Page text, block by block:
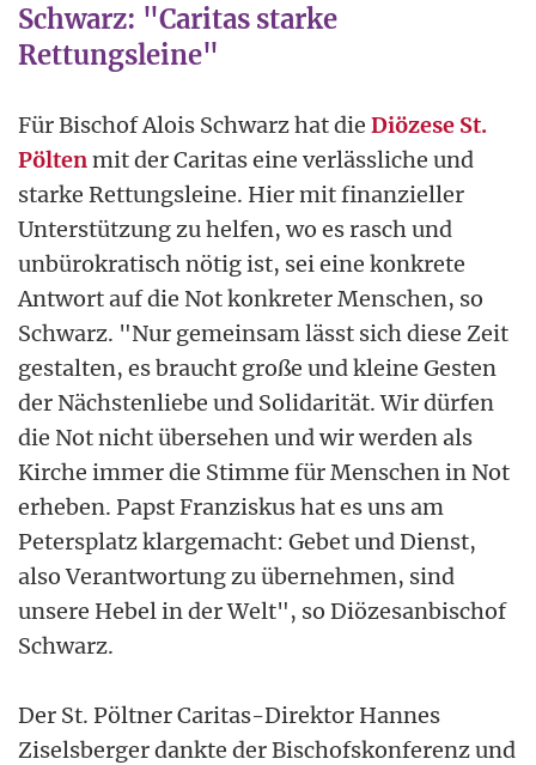
Schwarz: "Caritas starke
Rettungsleine"
Für Bischof Alois Schwarz hat die Diözese St.
Pöltenmit der Caritas eine verlässliche und
starke Rettungsleine. Hier mit finanzieller
Unterstützung zu helfen, wo es rasch und
unbürokratisch nötig ist, sei eine konkrete
Antwort auf die Not konkreter Menschen, so
Schwarz. "Nur gemeinsam lässt sich diese Zeit
gestalten, es braucht große und kleine Gesten
der Nächstenliebe und Solidarität. Wir dürfen
die Not nicht übersehen und wir werden als
Kirche immer die Stimme für Menschen in Not
erheben. Papst Franziskus hat es uns am
Petersplatz klargemacht: Gebet und Dienst,
also Verantwortung zu übernehmen, sind
unsere Hebel in der Welt", so Diözesanbischof
Schwarz.
Der St. Pöltner Caritas-Direktor Hannes
Ziselsberger dankte der Bischofskonferenz und